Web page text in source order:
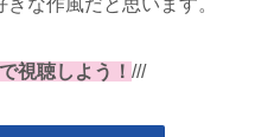
な作風だと思います。
視聴しよう！ ///